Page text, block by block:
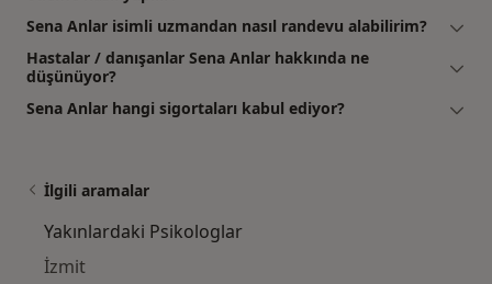
Sena Anlar isimli uzmandan nasıl randevu alabilirim?
Hastalar / danışanlar Sena Anlar hakkında ne
düşünüyor?
Sena Anlar hangi sigortaları kabul ediyor?
İlgili aramalar
Yakınlardaki Psikologlar
İzmit